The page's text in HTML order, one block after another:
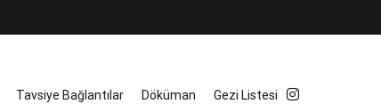
Tavsiye Bağlantılar Döküman Gezi Listesi